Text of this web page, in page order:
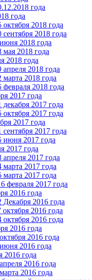
года
года
2018 года
2018 года
2018 года
2018 года
2018 года
2018 года
2018 года
2018 года
2017 года
2017 года
2017 года
2017 года
2017 года
2017 года
2017 года
2017 года
2017 года
2017 года
2017 года
2016 года
2016 года
2016 года
2016 года
2016 года
2016 года
2016 года
года
2016 года
2016 года